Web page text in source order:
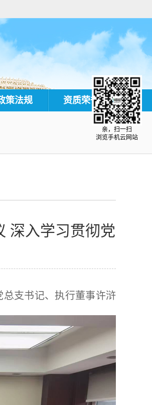
策法规 资质荣誉
深入学习贯彻党
支书记、执行董事许浒
亲，扫一扫
浏览手机云网站